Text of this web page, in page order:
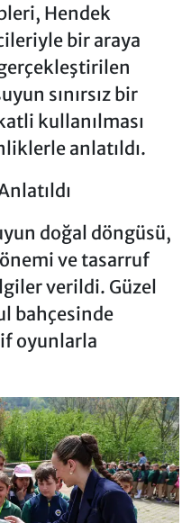
Hendek
bir araya
sınırsız bir
kullanılması
anlatıldı.
doğal döngüsü,
ve tasarruf
verildi. Güzel
bahçesinde
oyunlarla